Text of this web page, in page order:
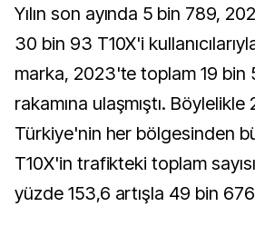
Yılın son ayında 5 bin 789,
30 bin 93 T10X'i
marka, 2023'te toplam 19 bin
rakamına ulaşmıştı.
Türkiye'nin her bölgesinden
T10X'in trafikteki toplam
yüzde 153,6 artışla 49 bin